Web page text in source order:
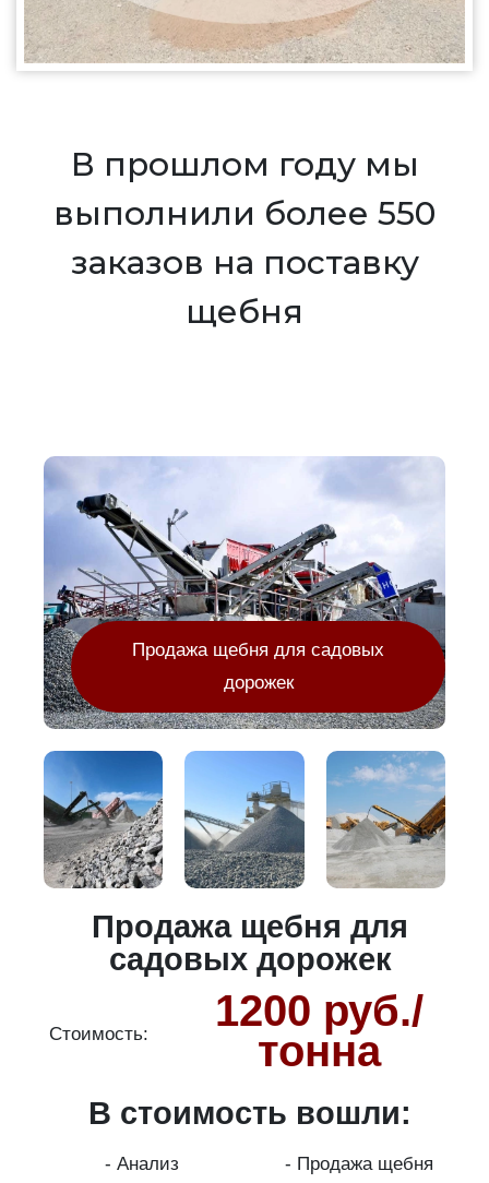
В прошлом году мы
выполнили более 550
заказов на поставку
щебня
Продажа щебня для садовых
дорожек
Продажа щебня для
садовых дорожек
Стоимость:
1200 руб./
тонна
В стоимость вошли:
- Анализ
- Продажа щебня